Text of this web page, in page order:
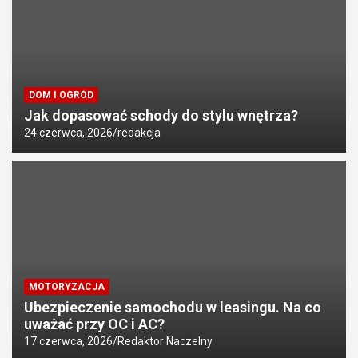
DOM I OGRÓD
Jak dopasować schody do stylu wnętrza?
24 czerwca, 2026 redakcja
MOTORYZACJA
Ubezpieczenie samochodu w leasingu. Na co
uważać przy OC i AC?
17 czerwca, 2026 Redaktor Naczelny